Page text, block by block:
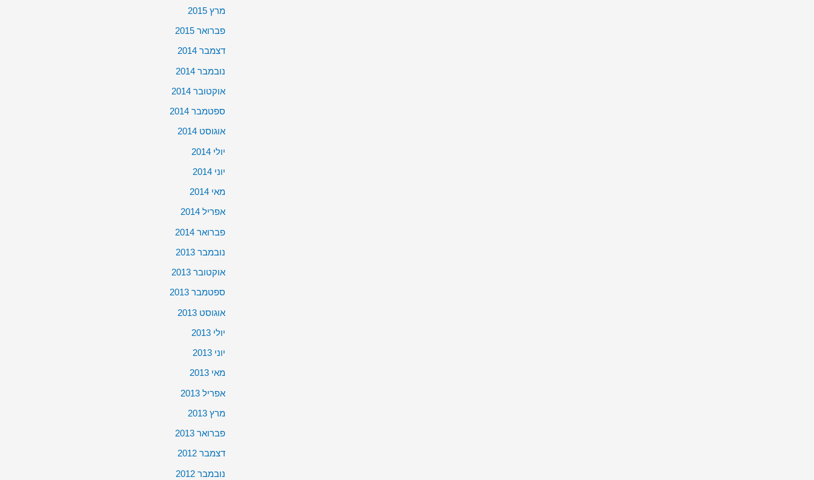
מרץ 2015
פברואר 2015
דצמבר 2014
נובמבר 2014
אוקטובר 2014
ספטמבר 2014
אוגוסט 2014
יולי 2014
יוני 2014
מאי 2014
אפריל 2014
פברואר 2014
נובמבר 2013
אוקטובר 2013
ספטמבר 2013
אוגוסט 2013
יולי 2013
יוני 2013
מאי 2013
אפריל 2013
מרץ 2013
פברואר 2013
דצמבר 2012
נובמבר 2012